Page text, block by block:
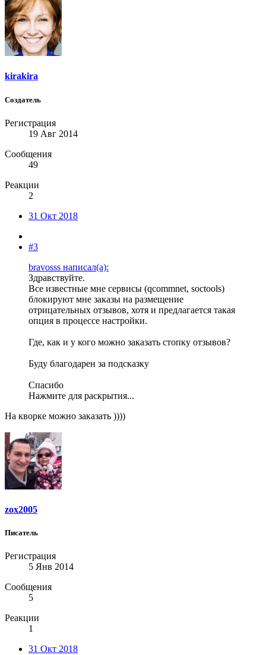
kirakira
Создатель
Регистрация
19 Авг 2014
Сообщения
49
Реакции
2
31 Окт 2018
#3
bravosss написал(а):
Здравствуйте.
Все известные мне сервисы (qcommnet, soctools)
блокируют мне заказы на размещение
отрицательных отзывов, хотя и предлагается такая
опция в процессе настройки.
Где, как и у кого можно заказать стопку отзывов?
Буду благодарен за подсказку
Спасибо
Нажмите для раскрытия...
На кворке можно заказать ))))
zox2005
Писатель
Регистрация
5 Янв 2014
Сообщения
5
Реакции
1
31 Окт 2018